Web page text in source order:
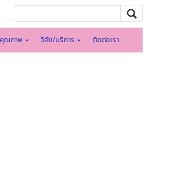
ณภาพ วิจัย/บริการ ติดต่อเรา